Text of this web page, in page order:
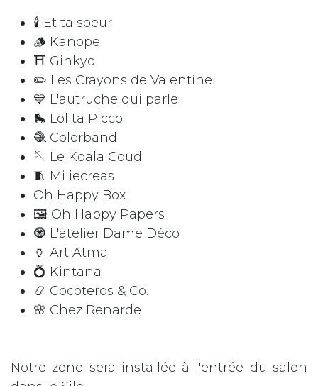
🕯️ Et ta soeur
🪵 Kanope
⛩️ Ginkyo
✏️ Les Crayons de Valentine
💙 L'autruche qui parle
🛼 Lolita Picco
🧶 Colorband
🪡 Le Koala Coud
🧵 Miliecreas
Oh Happy Box
🖼️ Oh Happy Papers
🧿 L'atelier Dame Déco
🏺 Art Atma
💍 Kintana
📿 Cocoteros & Co.
🌸 Chez Renarde
Notre zone sera installée à l'entrée du salon